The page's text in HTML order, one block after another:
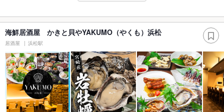
海鮮居酒屋 かきと貝やYAKUMO（やくも）浜松
居酒屋 浜松駅